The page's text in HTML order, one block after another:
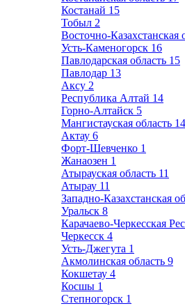
Костанай 15
Тобыл 2
Восточно-Казахстанская
Усть-Каменогорск 16
Павлодарская область 15
Павлодар 13
Аксу 2
Республика Алтай 14
Горно-Алтайск 5
Мангистауская область 14
Актау 6
Форт-Шевченко 1
Жанаозен 1
Атырауская область 11
Атырау 11
Западно-Казахстанская
Уральск 8
Карачаево-Черкесская
Черкесск 4
Усть-Джегута 1
Акмолинская область 9
Кокшетау 4
Косшы 1
Степногорск 1